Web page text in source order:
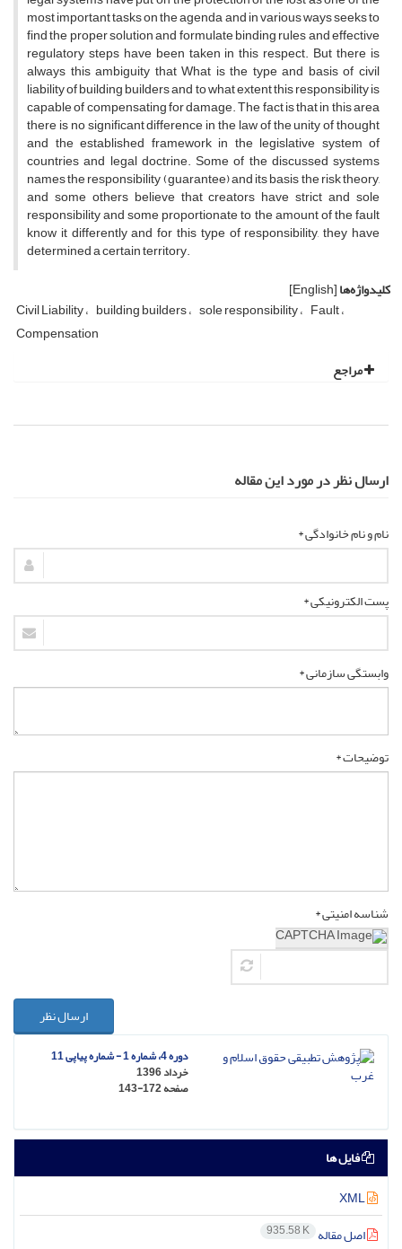
most important tasks on the agenda and in various ways seeks to
find the proper solution and formulate binding rules and effective
regulatory steps have been taken in this respect. But there is
always this ambiguity that What is the type and basis of civil
liability of building builders and to what extent this responsibility is
capable of compensating for damage. The fact is that in this area
there is no significant difference in the law of the unity of thought
and the established framework in the legislative system of
countries and legal doctrine. Some of the discussed systems
names the responsibility (guarantee) and its basis the risk theory,
and some others believe that creators have strict and sole
responsibility and some proportionate to the amount of the fault
know it differently and for this type of responsibility, they have
determined a certain territory.
کلیدواژه‌ها[English]
Civil Liability building builders sole responsibility Fault
Compensation
مراجع
ارسال نظر در مورد این مقاله
نام و نام خانوادگی *
پست الکترونیکی *
وابستگی سازمانی *
توضیحات *
شناسه امنیتی *
ارسال نظر
دوره 4، شماره 1 - شماره پیاپی 11
خرداد 1396
صفحه143-172
فایل ها
اصل مقاله 935.58 K